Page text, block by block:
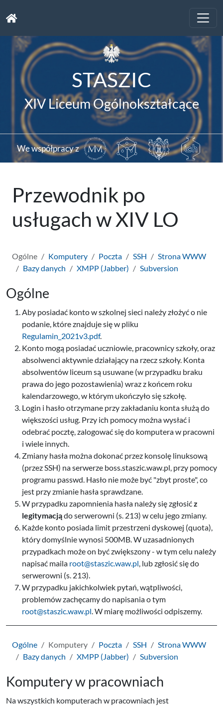
Toggle
STASZIC
XIV Liceum Ogólnokształcące
We współpracy z
Przewodnik po
usługach w XIV LO
Ogólne Komputery Poczta SSH
Strona WWW
Bazy danych
XMPP (Jabber) Subversion
Ogólne
Aby posiadać konto w szkolnej sieci należy złożyć o nie
podanie, które znajduje się w pliku
Regulamin_2021v3.pdf.
Konto mogą posiadać uczniowie, pracownicy szkoły, oraz
absolwenci aktywnie działający na rzecz szkoły. Konta
absolwentów liceum są usuwane (w przypadku braku
prawa do jego pozostawienia) wraz z końcem roku
kalendarzowego, w którym ukończyło się szkołę.
Login i hasło otrzymane przy zakładaniu konta służą do
większości usług. Przy ich pomocy można wysłać i
odebrać pocztę, zalogować się do komputera w pracowni
i wiele innych.
Zmiany hasła można dokonać przez konsolę linuksową
(przez SSH) na serwerze boss.staszic.waw.pl, przy pomocy
programu passwd. Hasło nie może być "zbyt proste", co
jest przy zmianie hasła sprawdzane.
W przypadku zapomnienia hasła należy się zgłosićz
legitymacjądo serwerowni (s. 213) w celu jego zmiany.
Każde konto posiada limit przestrzeni dyskowej (quota),
który domyślnie wynosi 500MB. W uzasadnionych
przypadkach może on być zwiększony - w tym celu należy
napisać maila root@staszic.waw.pl, lub zgłosić się do
serwerowni (s. 213).
W przypadku jakichkolwiek pytań, wątpliwości,
problemów zachęcamy do napisania o tym
root@staszic.waw.pl. W miarę możliwości odpiszemy.
Ogólne Komputery Poczta SSH
Strona WWW
Bazy danych
XMPP (Jabber) Subversion
Komputery w pracowniach
Na wszystkich komputerach w pracowniach jest